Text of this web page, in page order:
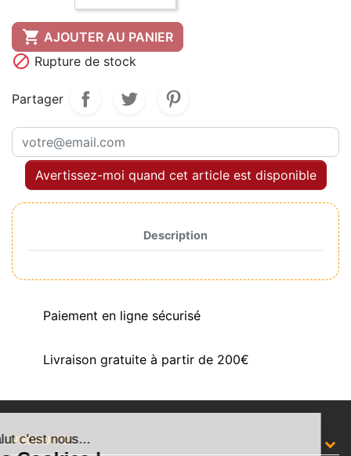
 AJOUTER AU PANIER
 Rupture de stock
Partager
Avertissez-moi quand cet article est disponible
Description
Paiement en ligne sécurisé
Livraison gratuite à partir de 200€
PRODUITS
Salut c'est nous...